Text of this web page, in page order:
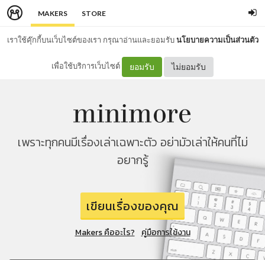
MAKERS STORE
เราใช้คุ๊กกี้บนเว็บไซต์ของเรา กรุณาอ่านและยอมรับนโยบายความเป็นส่วนตัว
เพื่อใช้บริการเว็บไซต์ ยอมรับ ไม่ยอมรับ
เพราะทุกคนมีเรื่องเล่าเฉพาะตัว อย่ามัวเล่าให้คนที่ไม่
อยากรู้
เขียนเรื่องของคุณ
Makers คืออะไร? คู่มือการใช้งาน